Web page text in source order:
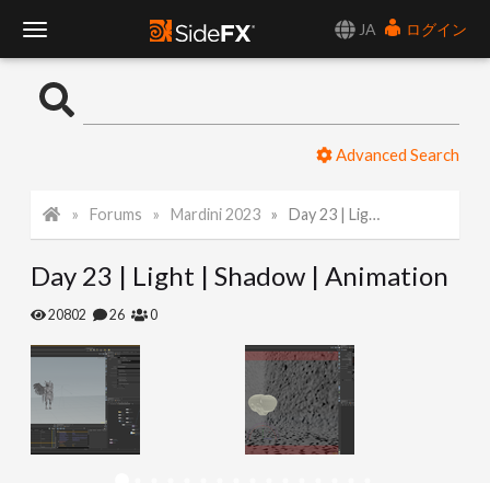
JA
ログイン
o
l
N
a
Advanced Search
Forums Mardini 2023 Day 23 | Light | Shadow | Animation
Day 23 | Light | Shadow | Animation
20802 26 0